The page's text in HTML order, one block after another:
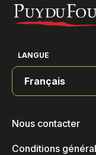
LANGUE
Nous contacter
Conditions